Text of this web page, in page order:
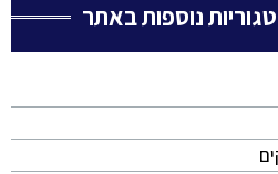
נוספות באתר